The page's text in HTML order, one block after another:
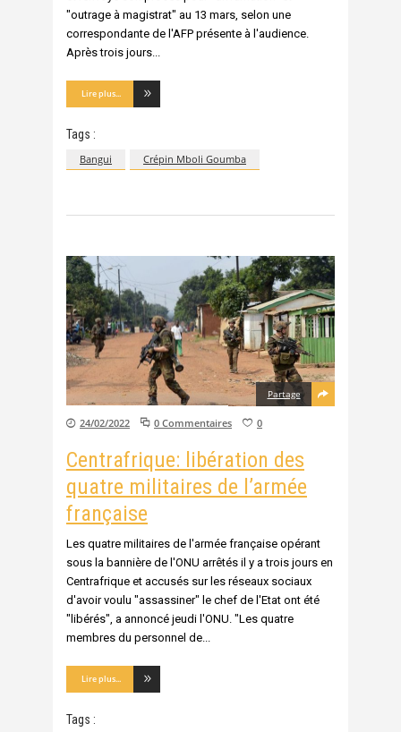
"outrage à magistrat" au 13 mars, selon une
correspondante de l'AFP présente à l'audience.
Après trois jours
Lire plus...
Tags :
Bangui Crépin Mboli Goumba
Partage
24/02/2022 0 Commentaires 0
Centrafrique: libération des
quatre militaires de l’armée
française
Les quatre militaires de l'armée française opérant
sous la bannière de l'ONU arrêtés il y a trois jours en
Centrafrique et accusés sur les réseaux sociaux
d'avoir voulu "assassiner" le chef de l'Etat ont été
"libérés", a annoncé jeudi l'ONU. "Les quatre
membres du personnel de
Lire plus...
Tags :